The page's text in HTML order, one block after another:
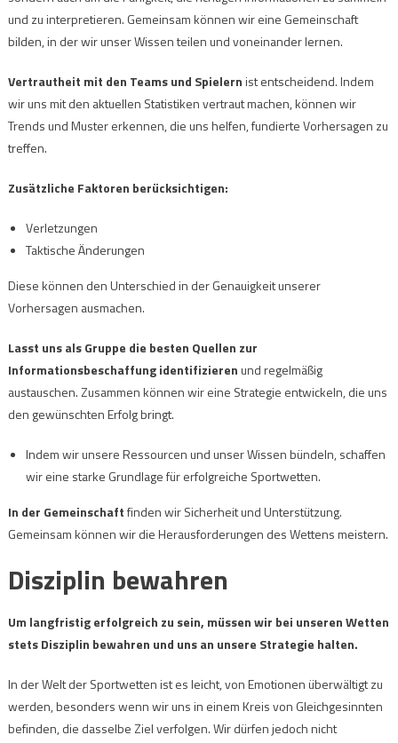
und zu interpretieren. Gemeinsam können wir eine Gemeinschaft
bilden, in der wir unser Wissen teilen und voneinander lernen.
Vertrautheit mit den Teams und Spielernist entscheidend. Indem
wir uns mit den aktuellen Statistiken vertraut machen, können wir
Trends und Muster erkennen, die uns helfen, fundierte Vorhersagen zu
treffen.
Zusätzliche Faktoren berücksichtigen:
Verletzungen
Taktische Änderungen
Diese können den Unterschied in der Genauigkeit unserer
Vorhersagen ausmachen.
Lasst uns als Gruppe die besten Quellen zur
Informationsbeschaffung identifizierenund regelmäßig
austauschen. Zusammen können wir eine Strategie entwickeln, die uns
den gewünschten Erfolg bringt.
Indem wir unsere Ressourcen und unser Wissen bündeln, schaffen
wir eine starke Grundlage für erfolgreiche Sportwetten.
In der Gemeinschaftfinden wir Sicherheit und Unterstützung.
Gemeinsam können wir die Herausforderungen des Wettens meistern.
Disziplin bewahren
Um langfristig erfolgreich zu sein, müssen wir bei unseren Wetten
stets Disziplin bewahren und uns an unsere Strategie halten.
In der Welt der Sportwetten ist es leicht, von Emotionen überwältigt zu
werden, besonders wenn wir uns in einem Kreis von Gleichgesinnten
befinden, die dasselbe Ziel verfolgen. Wir dürfen jedoch nicht